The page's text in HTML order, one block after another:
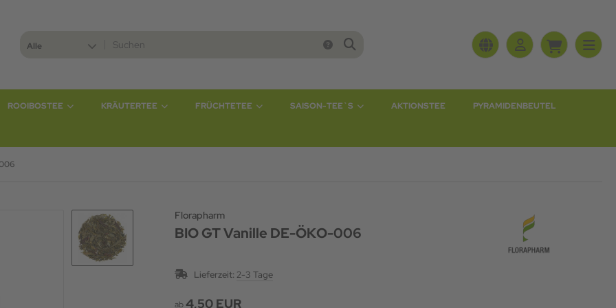
Alle
ROOIBOSTEE KRÄUTERTEE FRÜCHTETEE SAISON-TEE`S AKTIONSTEE PYRAMIDENBEUTEL
Florapharm
BIO GT Vanille DE-ÖKO-006
Lieferzeit: 2-3 Tage
ab4,50 EUR